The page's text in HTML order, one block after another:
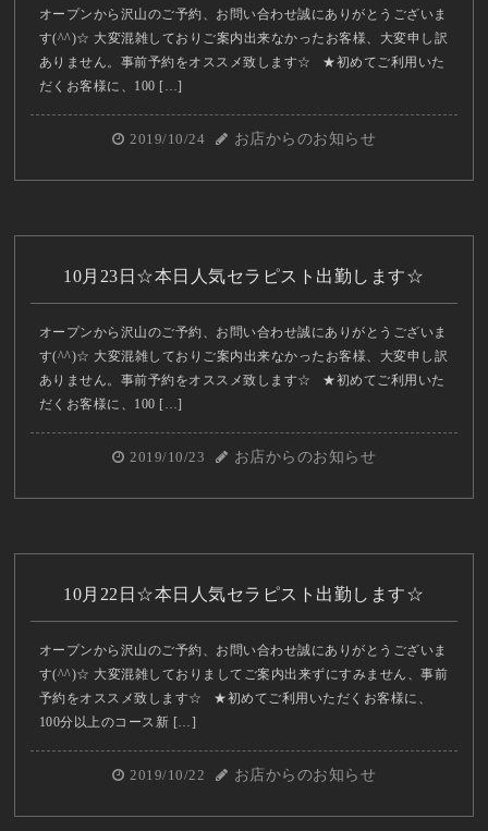
オープンから沢山のご予約、お問い合わせ誠にありがとうございま
す(^^)☆ 大変混雑しておりご案内出来なかったお客様、大変申し訳
ありません。事前予約をオススメ致します☆ ★初めてご利用いた
だくお客様に、100 […]
2019/10/24 お店からのお知らせ
10月23日☆本日人気セラピスト出勤します☆
オープンから沢山のご予約、お問い合わせ誠にありがとうございま
す(^^)☆ 大変混雑しておりご案内出来なかったお客様、大変申し訳
ありません。事前予約をオススメ致します☆ ★初めてご利用いた
だくお客様に、100 […]
2019/10/23 お店からのお知らせ
10月22日☆本日人気セラピスト出勤します☆
オープンから沢山のご予約、お問い合わせ誠にありがとうございま
す(^^)☆ 大変混雑しておりましてご案内出来ずにすみません、事前
予約をオススメ致します☆ ★初めてご利用いただくお客様に、
100分以上のコース新 […]
2019/10/22 お店からのお知らせ